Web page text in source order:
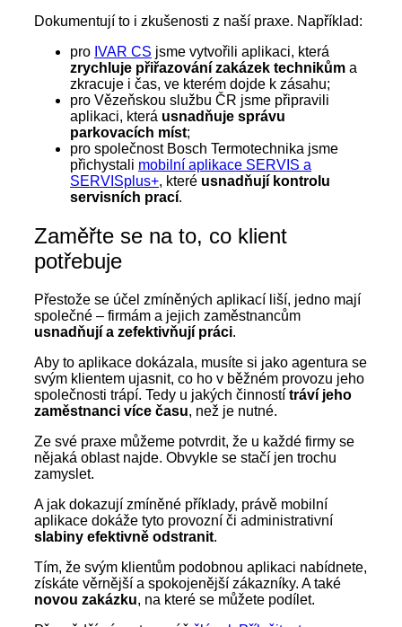
Dokumentují to i zkušenosti z naší praxe. Například:
pro IVAR CS jsme vytvořili aplikaci, která
zrychluje přiřazování zakázek technikům a
zkracuje i čas, ve kterém dojde k zásahu;
pro Vězeňskou službu ČR jsme připravili
aplikaci, která usnadňuje správu
parkovacích míst;
pro společnost Bosch Termotechnika jsme
přichystali mobilní aplikace SERVIS a
SERVISplus+, které usnadňují kontrolu
servisních prací.
Zaměřte se na to, co klient
potřebuje
Přestože se účel zmíněných aplikací liší, jedno mají
společné – firmám a jejich zaměstnancům
usnadňují a zefektivňují práci.
Aby to aplikace dokázala, musíte si jako agentura se
svým klientem ujasnit, co ho v běžném provozu jeho
společnosti trápí. Tedy u jakých činností tráví jeho
zaměstnanci více času, než je nutné.
Ze své praxe můžeme potvrdit, že u každé firmy se
nějaká oblast najde. Obvykle se stačí jen trochu
zamyslet.
A jak dokazují zmíněné příklady, právě mobilní
aplikace dokáže tyto provozní či administrativní
slabiny efektivně odstranit.
Tím, že svým klientům podobnou aplikaci nabídnete,
získáte věrnější a spokojenější zákazníky. A také
novou zakázku, na které se můžete podílet.